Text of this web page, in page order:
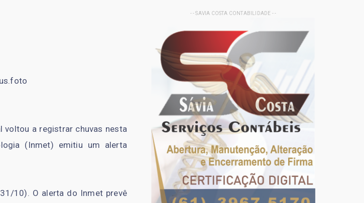
voltou a registrar chuvas nesta
(Inmet) emitiu um alerta
10). O alerta do Inmet prevê
- - SAVIA COSTA CONTABILIDADE - -